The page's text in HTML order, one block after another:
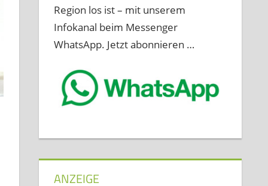
Region los ist – mit unserem
Infokanal beim Messenger
WhatsApp. Jetzt abonnieren …
ANZEIGE